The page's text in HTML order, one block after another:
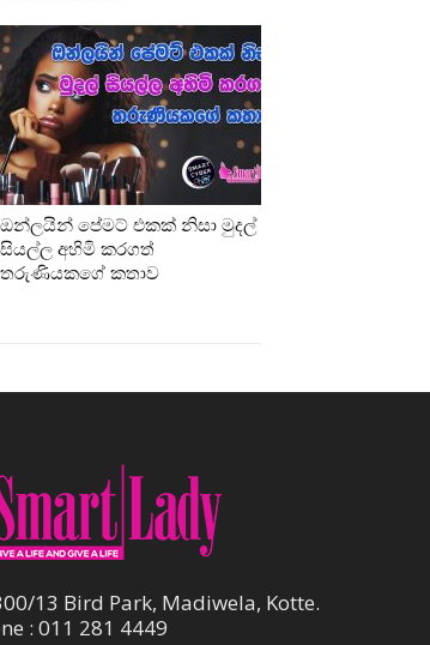
ඔන්ලයින් පේමට් එකක් නිසා මුදල්
සියල්ල අහිමි කරගත්
තරුණියකගේ කතාව
13 Bird Park, Madiwela, Kotte.
: 011 281 4449